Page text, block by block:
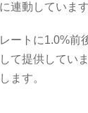
連動しています
ートに1.0%
て提供してい
ます。